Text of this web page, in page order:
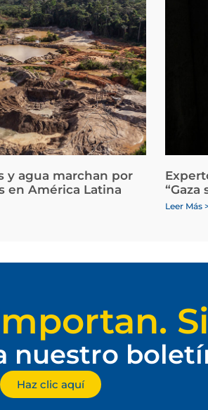
y agua marchan por
en América Latina
“Gaza
Leer Más
nuestro
Haz clic aquí